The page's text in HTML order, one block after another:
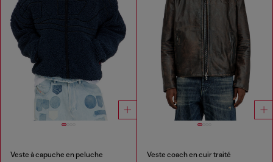
Veste à capuche en peluche Veste coach en cuir traité